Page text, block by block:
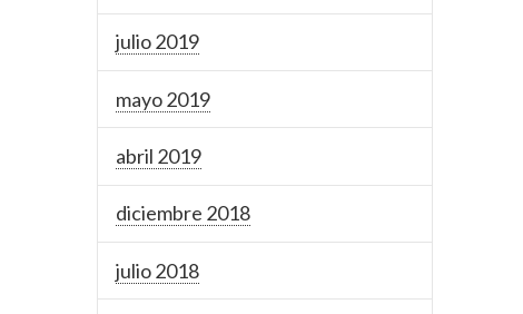
julio 2019
mayo 2019
abril 2019
diciembre 2018
julio 2018